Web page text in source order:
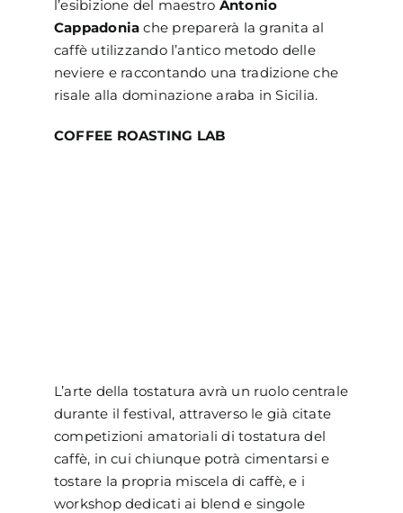
l’esibizione del maestro Antonio
Cappadonia che preparerà la granita al
caffè utilizzando l’antico metodo delle
neviere e raccontando una tradizione che
risale alla dominazione araba in Sicilia.
COFFEE ROASTING LAB
L’arte della tostatura avrà un ruolo centrale
durante il festival, attraverso le già citate
competizioni amatoriali di tostatura del
caffè, in cui chiunque potrà cimentarsi e
tostare la propria miscela di caffè, e i
workshop dedicati ai blend e singole